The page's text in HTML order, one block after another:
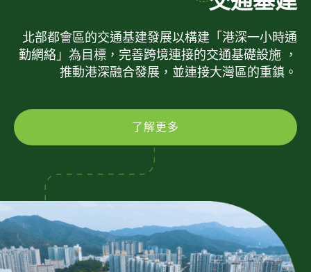
北部都會區的交通基建發展以構建「港深一小時通
勤網絡」為目標，完善跨境連接的交通基礎設施 ，
推動港深融合發展，並連接大灣區的重鎮。
了解更多